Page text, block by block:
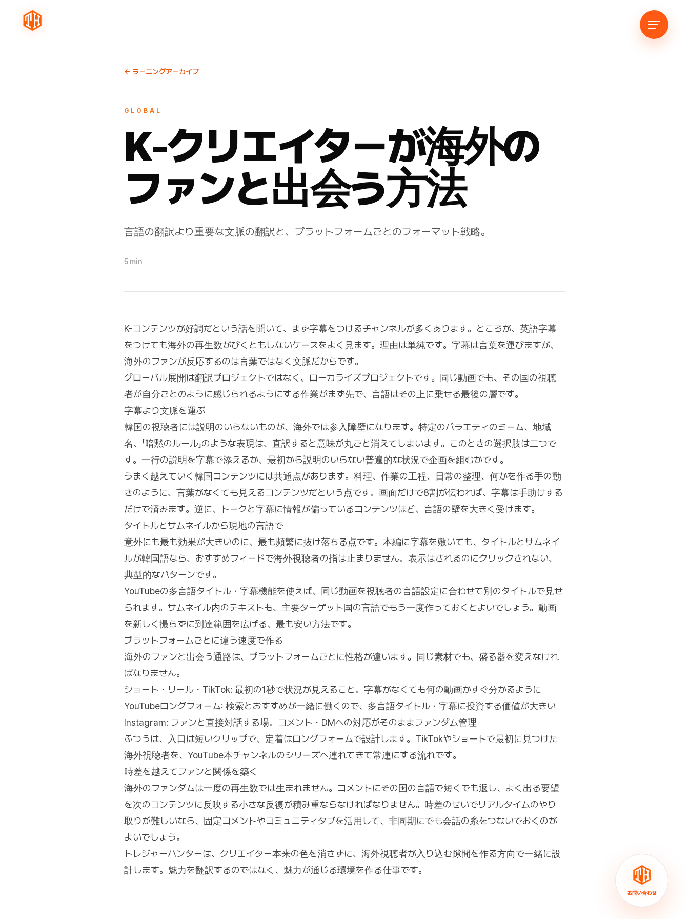
お問い合わせ
← ラーニングアーカイブ
GLOBAL
K-クリエイターが海外の
ファンと出会う方法
言語の翻訳より重要な文脈の翻訳と、プラットフォームごとのフォーマット戦略。
5 min
K-コンテンツが好調だという話を聞いて、まず字幕をつけるチャンネルが多くあります。ところが、英語字幕
をつけても海外の再生数がびくともしないケースをよく見ます。理由は単純です。字幕は言葉を運びますが、
海外のファンが反応するのは言葉ではなく文脈だからです。
グローバル展開は翻訳プロジェクトではなく、ローカライズプロジェクトです。同じ動画でも、その国の視聴
者が自分ごとのように感じられるようにする作業がまず先で、言語はその上に乗せる最後の層です。
字幕より文脈を運ぶ
韓国の視聴者には説明のいらないものが、海外では参入障壁になります。特定のバラエティのミーム、地域
名、「暗黙のルール」のような表現は、直訳すると意味が丸ごと消えてしまいます。このときの選択肢は二つで
す。一行の説明を字幕で添えるか、最初から説明のいらない普遍的な状況で企画を組むかです。
うまく越えていく韓国コンテンツには共通点があります。料理、作業の工程、日常の整理、何かを作る手の動
きのように、言葉がなくても見えるコンテンツだという点です。画面だけで8割が伝われば、字幕は手助けする
だけで済みます。逆に、トークと字幕に情報が偏っているコンテンツほど、言語の壁を大きく受けます。
タイトルとサムネイルから現地の言語で
意外にも最も効果が大きいのに、最も頻繁に抜け落ちる点です。本編に字幕を敷いても、タイトルとサムネイ
ルが韓国語なら、おすすめフィードで海外視聴者の指は止まりません。表示はされるのにクリックされない、
典型的なパターンです。
YouTubeの多言語タイトル・字幕機能を使えば、同じ動画を視聴者の言語設定に合わせて別のタイトルで見せ
られます。サムネイル内のテキストも、主要ターゲット国の言語でもう一度作っておくとよいでしょう。動画
を新しく撮らずに到達範囲を広げる、最も安い方法です。
プラットフォームごとに違う速度で作る
海外のファンと出会う通路は、プラットフォームごとに性格が違います。同じ素材でも、盛る器を変えなけれ
ばなりません。
ショート・リール・TikTok: 最初の1秒で状況が見えること。字幕がなくても何の動画かすぐ分かるように
YouTubeロングフォーム: 検索とおすすめが一緒に働くので、多言語タイトル・字幕に投資する価値が大きい
Instagram: ファンと直接対話する場。コメント・DMへの対応がそのままファンダム管理
ふつうは、入口は短いクリップで、定着はロングフォームで設計します。TikTokやショートで最初に見つけた
海外視聴者を、YouTube本チャンネルのシリーズへ連れてきて常連にする流れです。
時差を越えてファンと関係を築く
海外のファンダムは一度の再生数では生まれません。コメントにその国の言語で短くでも返し、よく出る要望
を次のコンテンツに反映する小さな反復が積み重ならなければなりません。時差のせいでリアルタイムのやり
取りが難しいなら、固定コメントやコミュニティタブを活用して、非同期にでも会話の糸をつないでおくのが
よいでしょう。
トレジャーハンターは、クリエイター本来の色を消さずに、海外視聴者が入り込む隙間を作る方向で一緒に設
計します。魅力を翻訳するのではなく、魅力が通じる環境を作る仕事です。